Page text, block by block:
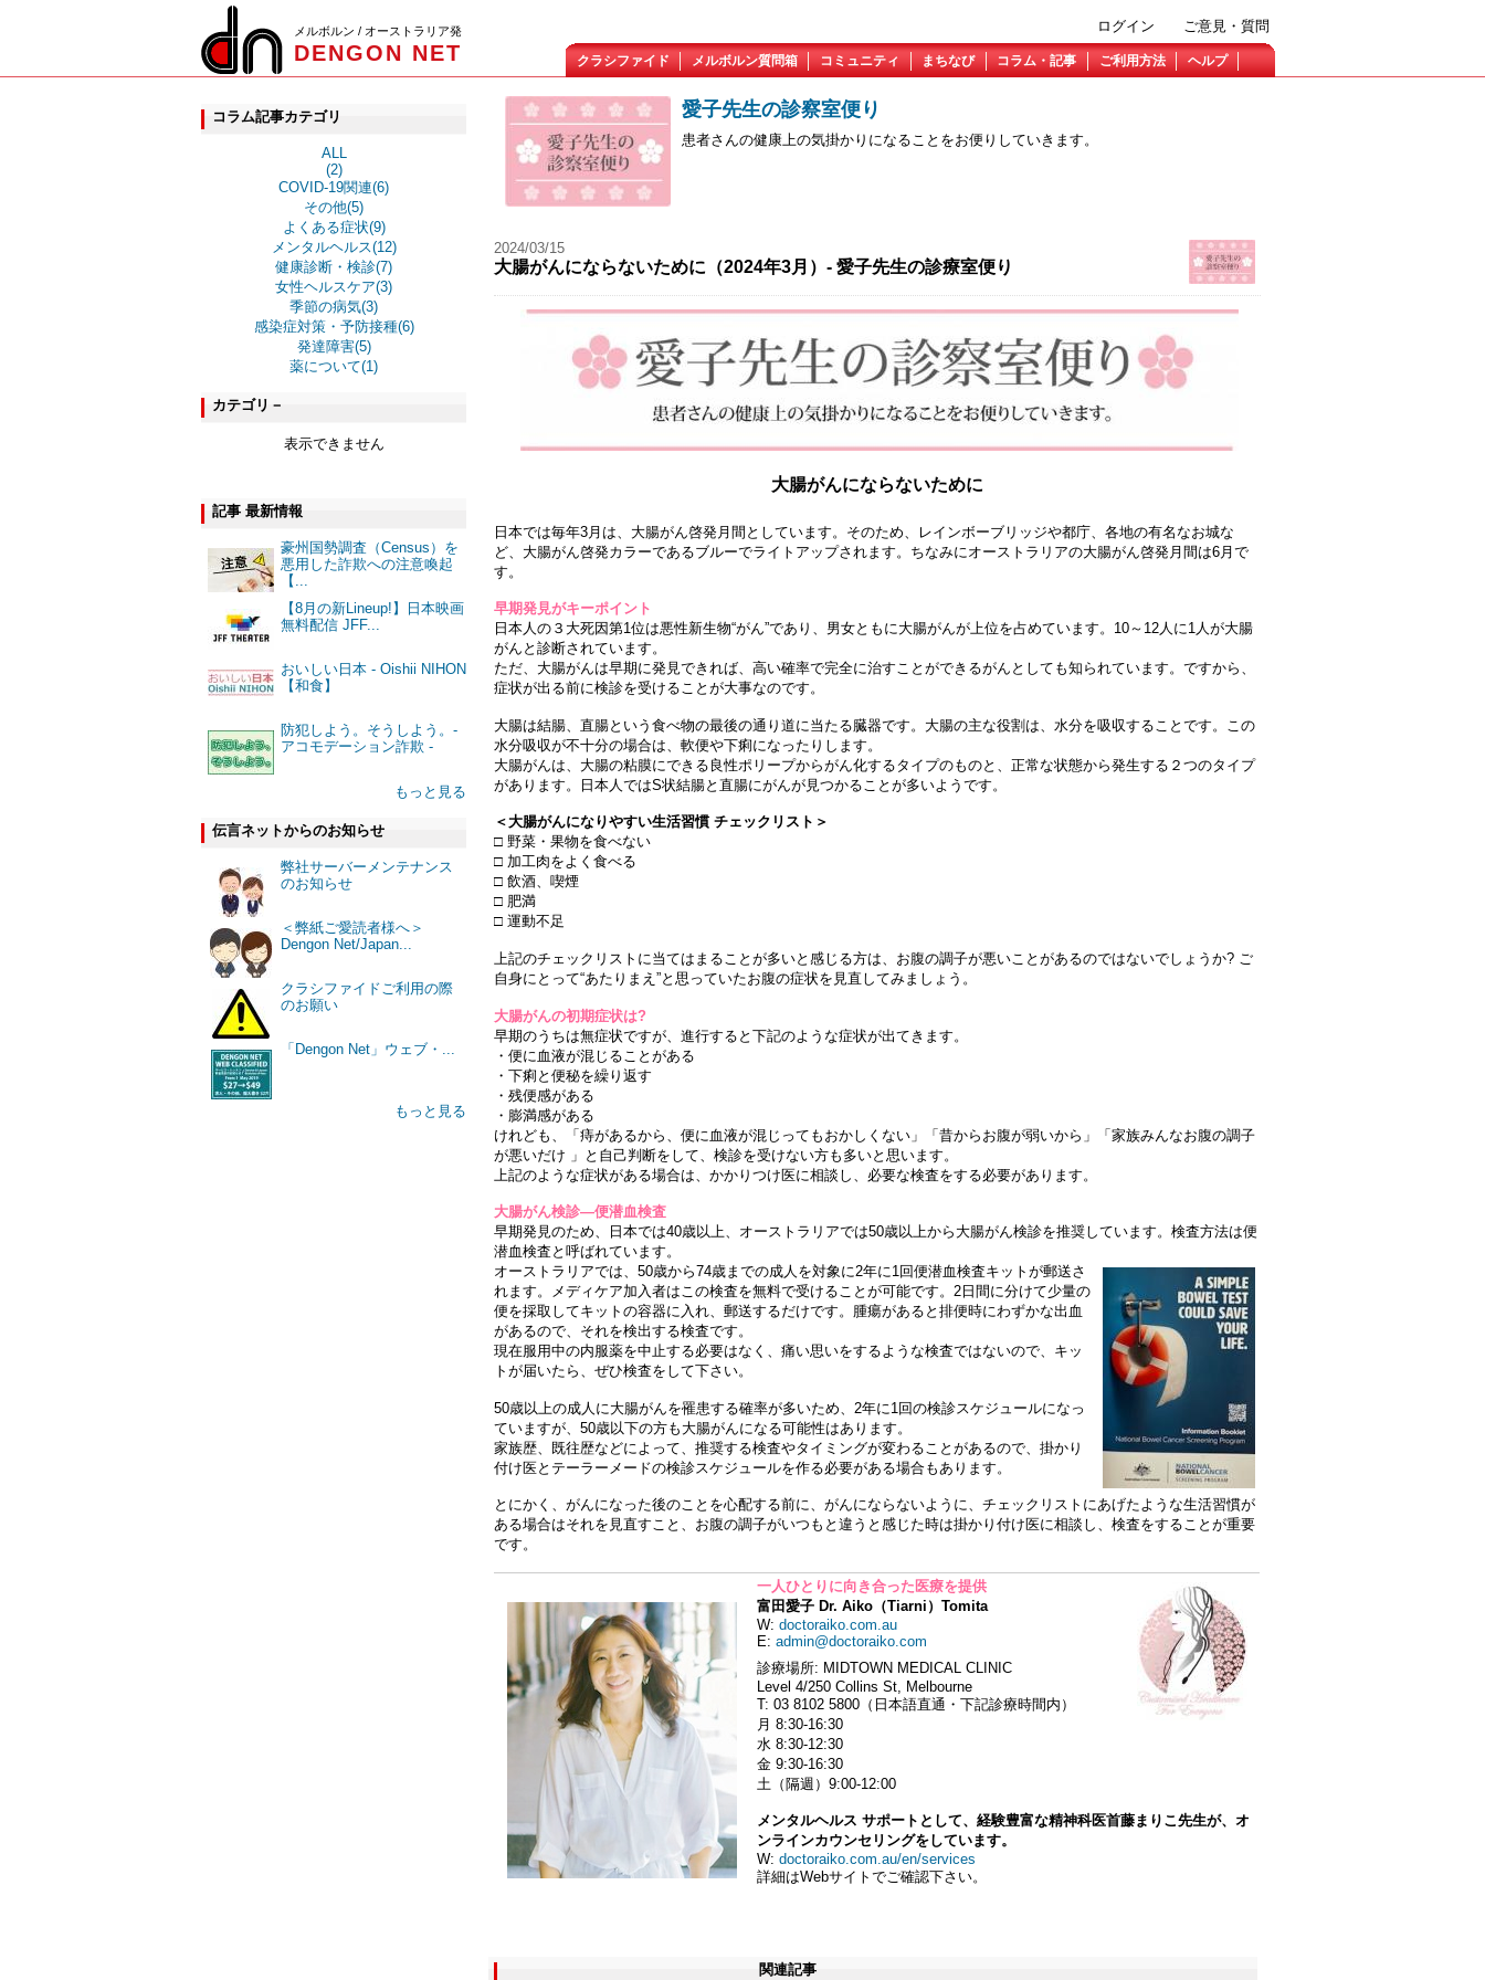
メルボルン / オーストラリア発
DENGON NET
ご意見・質問
ログイン
クラシファイド メルボルン質問箱 コミュニティ まちなび コラム・記事 ご利用方法 ヘルプ
コラム記事カテゴリ
ALL
(2)
COVID-19関連(6)
その他(5)
よくある症状(9)
メンタルヘルス(12)
健康診断・検診(7)
女性ヘルスケア(3)
季節の病気(3)
感染症対策・予防接種(6)
発達障害(5)
薬について(1)
カテゴリ－
表示できません
記事 最新情報
豪州国勢調査（Census）を
悪用した詐欺への注意喚起
【...
【8月の新Lineup!】日本映画
無料配信 JFF...
おいしい日本 - Oishii NIHON
【和食】
防犯しよう。そうしよう。-
アコモデーション詐欺 -
もっと見る
伝言ネットからのお知らせ
弊社サーバーメンテナンス
のお知らせ
＜弊紙ご愛読者様へ＞
Dengon Net/Japan...
クラシファイドご利用の際
のお願い
「Dengon Net」ウェブ・...
もっと見る
愛子先生の診察室便り
患者さんの健康上の気掛かりになることをお便りしていきます。
2024/03/15
大腸がんにならないために（2024年3月）- 愛子先生の診療室便り
大腸がんにならないために
日本では毎年3月は、大腸がん啓発月間としています。そのため、レインボーブリッジや都庁、各地の有名なお城な
ど、大腸がん啓発カラーであるブルーでライトアップされます。ちなみにオーストラリアの大腸がん啓発月間は6月で
す。
早期発見がキーポイント
日本人の３大死因第1位は悪性新生物“がん”であり、男女ともに大腸がんが上位を占めています。10～12人に1人が大腸
がんと診断されています。
ただ、大腸がんは早期に発見できれば、高い確率で完全に治すことができるがんとしても知られています。ですから、
症状が出る前に検診を受けることが大事なのです。
大腸は結腸、直腸という食べ物の最後の通り道に当たる臓器です。大腸の主な役割は、水分を吸収することです。この
水分吸収が不十分の場合は、軟便や下痢になったりします。
大腸がんは、大腸の粘膜にできる良性ポリープからがん化するタイプのものと、正常な状態から発生する２つのタイプ
があります。日本人ではS状結腸と直腸にがんが見つかることが多いようです。
＜大腸がんになりやすい生活習慣 チェックリスト＞
□ 野菜・果物を食べない
□ 加工肉をよく食べる
□ 飲酒、喫煙
□ 肥満
□ 運動不足
上記のチェックリストに当てはまることが多いと感じる方は、お腹の調子が悪いことがあるのではないでしょうか? ご
自身にとって“あたりまえ”と思っていたお腹の症状を見直してみましょう。
大腸がんの初期症状は?
早期のうちは無症状ですが、進行すると下記のような症状が出てきます。
・便に血液が混じることがある
・下痢と便秘を繰り返す
・残便感がある
・膨満感がある
けれども、「痔があるから、便に血液が混じってもおかしくない」「昔からお腹が弱いから」「家族みんなお腹の調子
が悪いだけ 」と自己判断をして、検診を受けない方も多いと思います。
上記のような症状がある場合は、かかりつけ医に相談し、必要な検査をする必要があります。
大腸がん検診―便潜血検査
早期発見のため、日本では40歳以上、オーストラリアでは50歳以上から大腸がん検診を推奨しています。検査方法は便
潜血検査と呼ばれています。
オーストラリアでは、50歳から74歳までの成人を対象に2年に1回便潜血検査キットが郵送さ
れます。メディケア加入者はこの検査を無料で受けることが可能です。2日間に分けて少量の
便を採取してキットの容器に入れ、郵送するだけです。腫瘍があると排便時にわずかな出血
があるので、それを検出する検査です。
現在服用中の内服薬を中止する必要はなく、痛い思いをするような検査ではないので、キッ
トが届いたら、ぜひ検査をして下さい。
50歳以上の成人に大腸がんを罹患する確率が多いため、2年に1回の検診スケジュールになっ
ていますが、50歳以下の方も大腸がんになる可能性はあります。
家族歴、既往歴などによって、推奨する検査やタイミングが変わることがあるので、掛かり
付け医とテーラーメードの検診スケジュールを作る必要がある場合もあります。
とにかく、がんになった後のことを心配する前に、がんにならないように、チェックリストにあげたような生活習慣が
ある場合はそれを見直すこと、お腹の調子がいつもと違うと感じた時は掛かり付け医に相談し、検査をすることが重要
です。
一人ひとりに向き合った医療を提供
富田愛子 Dr. Aiko（Tiarni）Tomita
W: doctoraiko.com.au
E: admin@doctoraiko.com
診療場所: MIDTOWN MEDICAL CLINIC
Level 4/250 Collins St, Melbourne
T: 03 8102 5800（日本語直通・下記診療時間内）
月 8:30-16:30
水 8:30-12:30
金 9:30-16:30
土（隔週）9:00-12:00
メンタルヘルス サポートとして、経験豊富な精神科医首藤まりこ先生が、オ
ンラインカウンセリングをしています。
W: doctoraiko.com.au/en/services
詳細はWebサイトでご確認下さい。
関連記事